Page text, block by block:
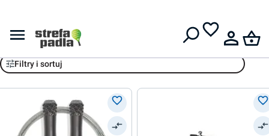
Skakanki
Filtry i sortuj